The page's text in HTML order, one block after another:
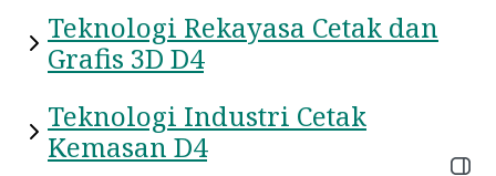
Teknologi Rekayasa Cetak dan
Grafis 3D D4
Teknologi Industri Cetak
Kemasan D4